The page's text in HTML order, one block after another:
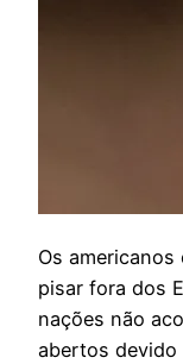
Os americanos
pisar fora dos
nações não
abertos devido